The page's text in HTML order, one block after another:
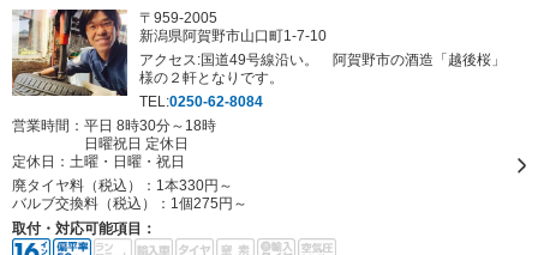
〒959-2005
新潟県阿賀野市山口町1-7-10
アクセス:国道49号線沿い。 阿賀野市の酒造「越後桜」
様の２軒となりです。
TEL:0250-62-8084
営業時間：平日 8時30分～18時
日曜祝日 定休日
定休日： 土曜・日曜・祝日
廃タイヤ料（税込）： 1本330円～
バルブ交換料（税込）： 1個275円～
取付・対応可能項目：